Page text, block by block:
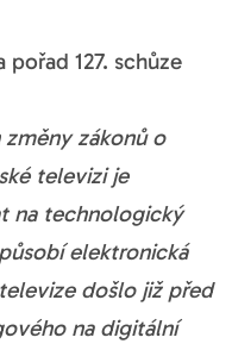
127. schůze
zákonů o
televizi je
na technologický
elektronická
došlo již před
na digitální